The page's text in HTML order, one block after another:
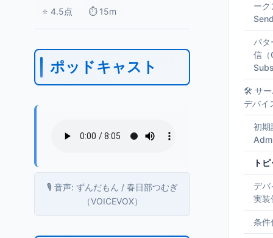
⭐ 4.5点
⏱️ 15m
ポッドキャスト
🎙️ 音声: ずんだもん / 春日部つむぎ
（VOICEVOX）
ー
パタ
信（
🛠️ サー
デバイ
初期
ト
デバ
実装
条件